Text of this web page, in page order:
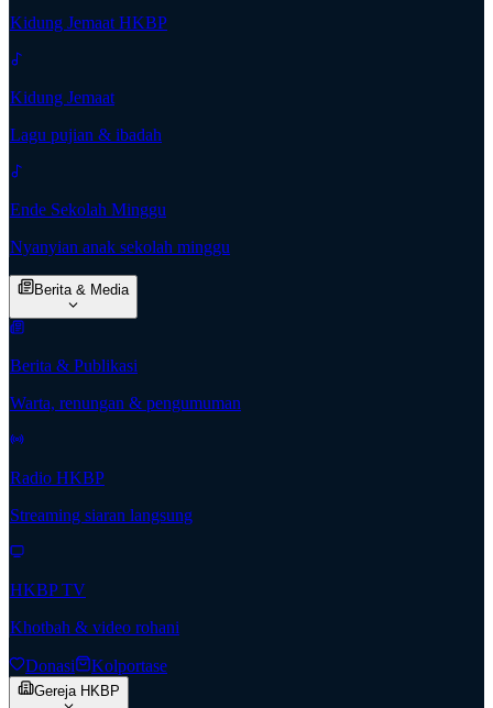
Kidung Jemaat HKBP
Kidung Jemaat
Lagu pujian & ibadah
Ende Sekolah Minggu
Nyanyian anak sekolah minggu
Berita & Media
Berita & Publikasi
Warta, renungan & pengumuman
Radio HKBP
Streaming siaran langsung
HKBP TV
Khotbah & video rohani
Donasi Kolportase
Gereja HKBP